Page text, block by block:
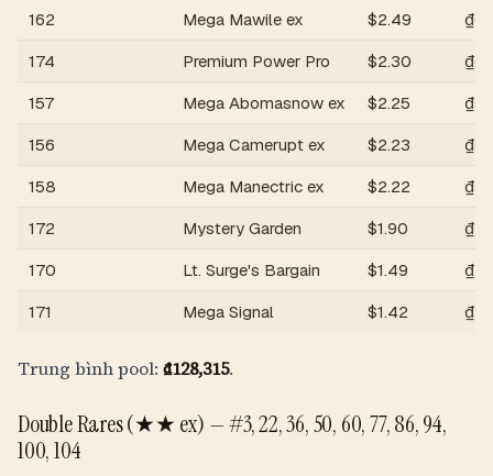
162
Mega Mawile ex $2.49
174
Premium Power Pro $2.30
157
Mega Abomasnow ex $2.25
156
Mega Camerupt ex $2.23
158
Mega Manectric ex $2.22
172
Mystery Garden $1.90
170
Lt. Surge's Bargain $1.49
171
Mega Signal $1.42
Trung bình pool: ₫128,315.
Double Rares (★★ ex) —#3, 22, 36, 50, 60, 77, 86, 94,
100, 104